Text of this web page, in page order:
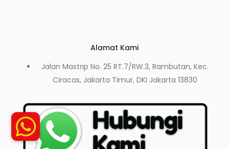
Alamat Kami
Jalan Mastrip No. 25 RT.7/RW.3, Rambutan, Kec.
Ciracas, Jakarta Timur, DKI Jakarta 13830